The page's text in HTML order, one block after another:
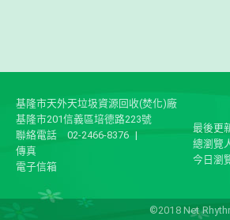
基隆市天外天垃圾資源回收(焚化)廠
基隆市201信義區培德路223號
聯絡電話
02-2466-8376 |
傳真
電子信箱
最後更
總瀏覽
今日瀏
©2018 Net